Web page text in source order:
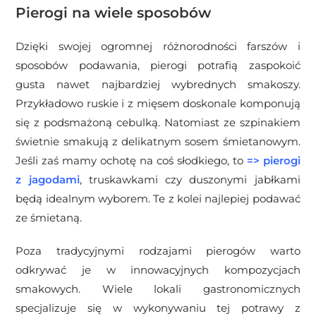
Pierogi na wiele sposobów
Dzięki swojej ogromnej różnorodności farszów i
sposobów podawania, pierogi potrafią zaspokoić
gusta nawet najbardziej wybrednych smakoszy.
Przykładowo ruskie i z mięsem doskonale komponują
się z podsmażoną cebulką. Natomiast ze szpinakiem
świetnie smakują z delikatnym sosem śmietanowym.
Jeśli zaś mamy ochotę na coś słodkiego, to => pierogi
z jagodami, truskawkami czy duszonymi jabłkami
będą idealnym wyborem. Te z kolei najlepiej podawać
ze śmietaną.
Poza tradycyjnymi rodzajami pierogów warto
odkrywać je w innowacyjnych kompozycjach
smakowych. Wiele lokali gastronomicznych
specjalizuje się w wykonywaniu tej potrawy z